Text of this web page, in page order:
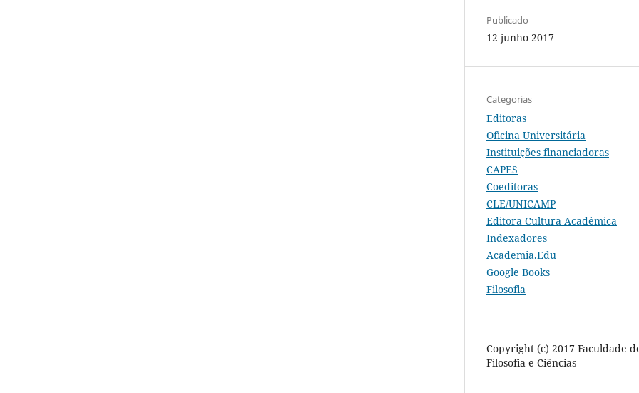
Publicado
12 junho 2017
Categorias
Editoras
Oficina Universitária
Instituições financiadoras
CAPES
Coeditoras
CLE/UNICAMP
Editora Cultura Acadêmica
Indexadores
Academia.Edu
Google Books
Filosofia
Copyright (c) 2017 Faculdade
Filosofia e Ciências